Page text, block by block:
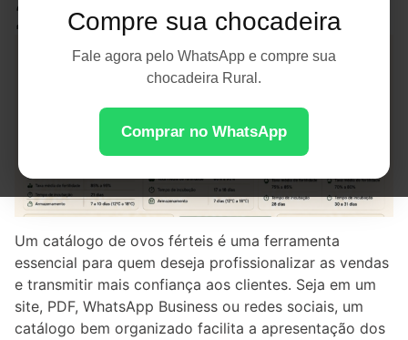
Compre sua chocadeira
Fale agora pelo WhatsApp e compre sua
chocadeira Rural.
Comprar no WhatsApp
2026
Um catálogo de ovos férteis é uma ferramenta
essencial para quem deseja profissionalizar as vendas
e transmitir mais confiança aos clientes. Seja em um
site, PDF, WhatsApp Business ou redes sociais, um
catálogo bem organizado facilita a apresentação dos